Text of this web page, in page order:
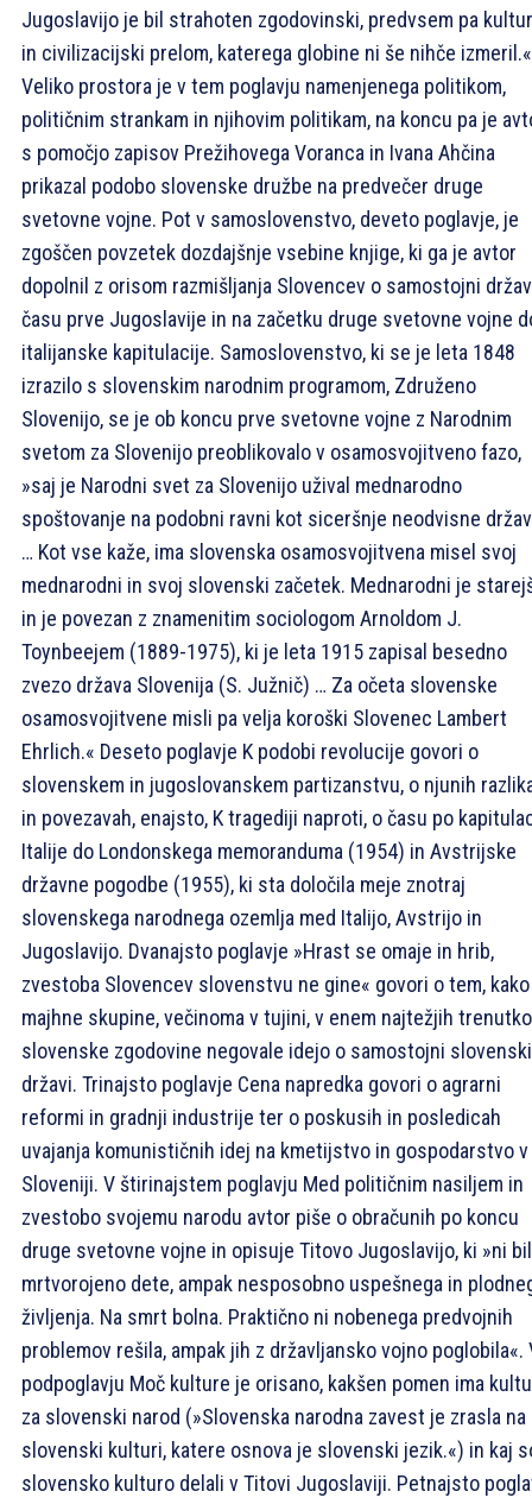
Jugoslavijo je bil strahoten zgodovinski, predvsem pa
in civilizacijski prelom, katerega globine ni še nihče izmeril.«
Veliko prostora je v tem poglavju namenjenega politikom,
političnim strankam in njihovim politikam, na koncu pa je
s pomočjo zapisov Prežihovega Voranca in Ivana Ahčina
prikazal podobo slovenske družbe na predvečer druge
svetovne vojne. Pot v samoslovenstvo, deveto poglavje, je
zgoščen povzetek dozdajšnje vsebine knjige, ki ga je avtor
dopolnil z orisom razmišljanja Slovencev o samostojni
času prve Jugoslavije in na začetku druge svetovne vojne
italijanske kapitulacije. Samoslovenstvo, ki se je leta 1848
izrazilo s slovenskim narodnim programom, Združeno
Slovenijo, se je ob koncu prve svetovne vojne z Narodnim
svetom za Slovenijo preoblikovalo v osamosvojitveno fazo,
»saj je Narodni svet za Slovenijo užival mednarodno
spoštovanje na podobni ravni kot siceršnje neodvisne
… Kot vse kaže, ima slovenska osamosvojitvena misel svoj
mednarodni in svoj slovenski začetek. Mednarodni je
in je povezan z znamenitim sociologom Arnoldom J.
Toynbeejem (1889-1975), ki je leta 1915 zapisal besedno
zvezo država Slovenija (S. Južnič) … Za očeta slovenske
osamosvojitvene misli pa velja koroški Slovenec Lambert
Ehrlich.« Deseto poglavje K podobi revolucije govori o
slovenskem in jugoslovanskem partizanstvu, o njunih
in povezavah, enajsto, K tragediji naproti, o času po
Italije do Londonskega memoranduma (1954) in Avstrijske
državne pogodbe (1955), ki sta določila meje znotraj
slovenskega narodnega ozemlja med Italijo, Avstrijo in
Jugoslavijo. Dvanajsto poglavje »Hrast se omaje in hrib,
zvestoba Slovencev slovenstvu ne gine« govori o tem,
majhne skupine, večinoma v tujini, v enem najtežjih
slovenske zgodovine negovale idejo o samostojni slovenski
državi. Trinajsto poglavje Cena napredka govori o agrarni
reformi in gradnji industrije ter o poskusih in posledicah
uvajanja komunističnih idej na kmetijstvo in gospodarstvo v
Sloveniji. V štirinajstem poglavju Med političnim nasiljem in
zvestobo svojemu narodu avtor piše o obračunih po koncu
druge svetovne vojne in opisuje Titovo Jugoslavijo, ki »ni
mrtvorojeno dete, ampak nesposobno uspešnega in
življenja. Na smrt bolna. Praktično ni nobenega predvojnih
problemov rešila, ampak jih z državljansko vojno poglobila«.
podpoglavju Moč kulture je orisano, kakšen pomen ima
za slovenski narod (»Slovenska narodna zavest je zrasla na
slovenski kulturi, katere osnova je slovenski jezik.«) in kaj
slovensko kulturo delali v Titovi Jugoslaviji. Petnajsto